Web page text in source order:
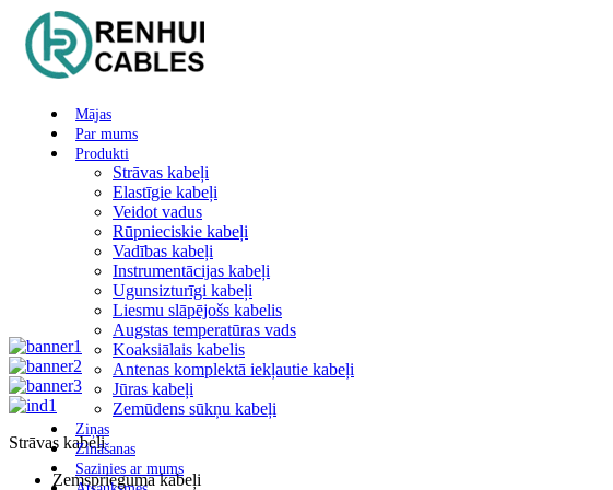
Mājas
Par mums
Produkti
Strāvas kabeļi
Elastīgie kabeļi
Veidot vadus
Rūpnieciskie kabeļi
Vadības kabeļi
Instrumentācijas kabeļi
Ugunsizturīgi kabeļi
Liesmu slāpējošs kabelis
Augstas temperatūras vads
Koaksiālais kabelis
Antenas komplektā iekļautie kabeļi
Jūras kabeļi
Zemūdens sūkņu kabeļi
Ziņas
Zināšanas
Sazinies ar mums
Strāvas kabeļi
Zemsprieguma kabeļi